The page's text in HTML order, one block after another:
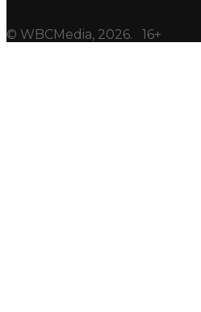
© WBCMedia, 2026. 16+